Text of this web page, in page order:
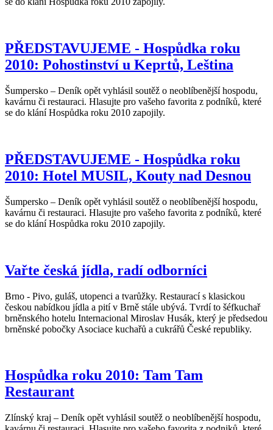
PŘEDSTAVUJEME - Hospůdka roku
2010: Pohostinství u Keprtů, Leština
Šumpersko – Deník opět vyhlásil soutěž o neoblíbenější hospodu,
kavárnu či restauraci. Hlasujte pro vašeho favorita z podníků, které
se do klání Hospůdka roku 2010 zapojily.
PŘEDSTAVUJEME - Hospůdka roku
2010: Hotel MUSIL, Kouty nad Desnou
Šumpersko – Deník opět vyhlásil soutěž o neoblíbenější hospodu,
kavárnu či restauraci. Hlasujte pro vašeho favorita z podníků, které
se do klání Hospůdka roku 2010 zapojily.
Vařte česká jídla, radí odborníci
Brno - Pivo, guláš, utopenci a tvarůžky. Restaurací s klasickou
českou nabídkou jídla a pití v Brně stále ubývá. Tvrdí to šéfkuchař
brněnského hotelu Internacional Miroslav Husák, který je předsedou
brněnské pobočky Asociace kuchařů a cukrářů České republiky.
Hospůdka roku 2010: Tam Tam
Restaurant
Zlínský kraj – Deník opět vyhlásil soutěž o neoblíbenější hospodu,